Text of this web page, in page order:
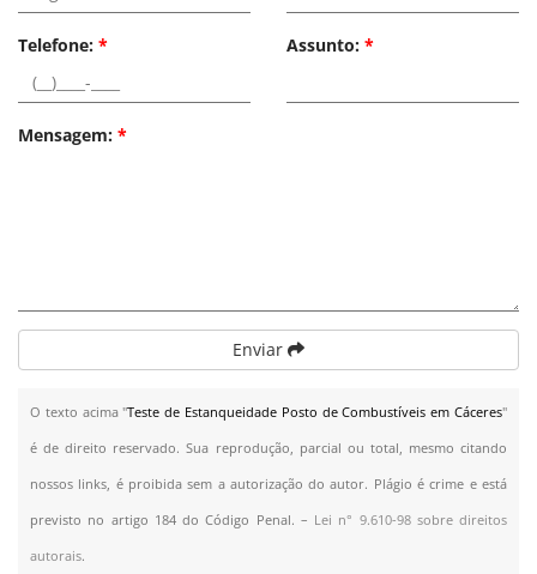
Telefone: * Assunto: *
Mensagem: *
Enviar
O texto acima "Teste de Estanqueidade Posto de Combustíveis em Cáceres"
é de direito reservado. Sua reprodução, parcial ou total, mesmo citando
nossos links, é proibida sem a autorização do autor. Plágio é crime e está
previsto no artigo 184 do Código Penal. – Lei n° 9.610-98 sobre direitos
autorais.